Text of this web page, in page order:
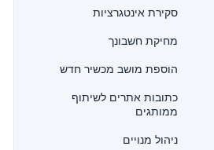
סקירת אינטגרציות
מחיקת חשבונך
הוספת מושב מכשיר חדש
כתובות אתרים לשיתוף
ממותגים
ניהול מנויים